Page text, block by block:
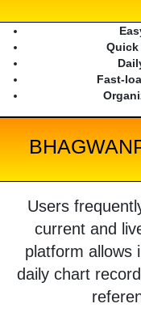
Fast-
Users
current and
platform allows
daily chart